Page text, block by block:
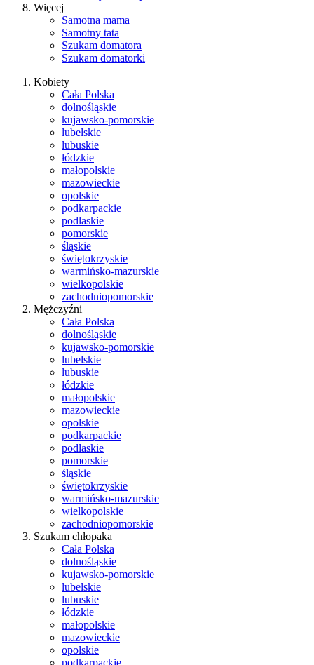
Więcej
Samotna mama
Samotny tata
Szukam domatora
Szukam domatorki
Kobiety
Cała Polska
dolnośląskie
kujawsko-pomorskie
lubelskie
lubuskie
łódzkie
małopolskie
mazowieckie
opolskie
podkarpackie
podlaskie
pomorskie
śląskie
świętokrzyskie
warmińsko-mazurskie
wielkopolskie
zachodniopomorskie
Mężczyźni
Cała Polska
dolnośląskie
kujawsko-pomorskie
lubelskie
lubuskie
łódzkie
małopolskie
mazowieckie
opolskie
podkarpackie
podlaskie
pomorskie
śląskie
świętokrzyskie
warmińsko-mazurskie
wielkopolskie
zachodniopomorskie
Szukam chłopaka
Cała Polska
dolnośląskie
kujawsko-pomorskie
lubelskie
lubuskie
łódzkie
małopolskie
mazowieckie
opolskie
podkarpackie